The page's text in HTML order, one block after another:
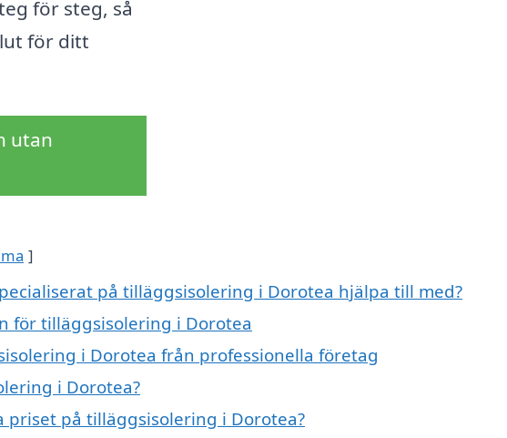
för steg, så
för ditt
utan
på tilläggsisolering i Dorotea hjälpa till med?
för tilläggsisolering i Dorotea
i Dorotea från professionella företag
i Dorotea?
på tilläggsisolering i Dorotea?